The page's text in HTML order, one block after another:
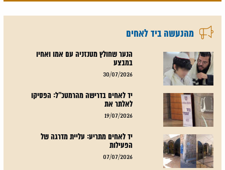
מהנעשה ביד לאחים
הנער שחולץ מטנזניה עם אמו ואחיו
במבצע
30/07/2026
יד לאחים בדרישה מהרמטכ"ל: הפסיקו
לאלתר את
19/07/2026
יד לאחים מתריע: עליית מדרגה של
הפעילות
07/07/2026